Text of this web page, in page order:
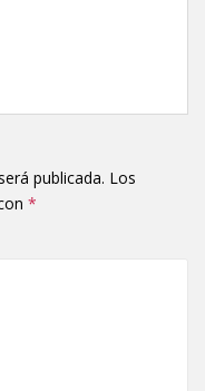
publicada. Los
*